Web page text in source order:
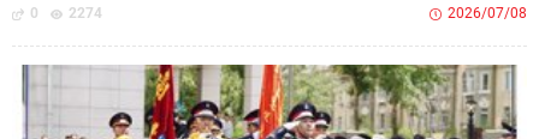
0 2274 2026/07/08